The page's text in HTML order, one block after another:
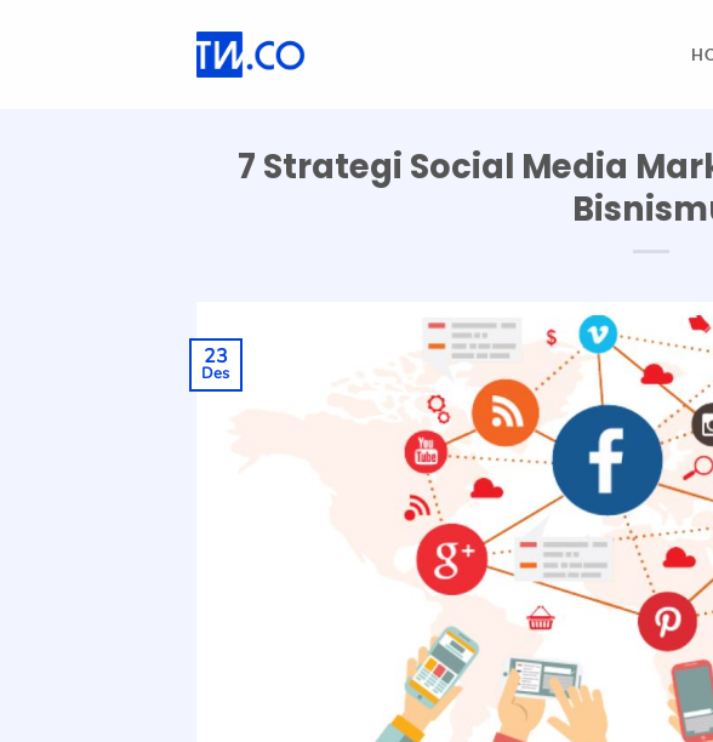
7 Strategi Social Media
23
Des